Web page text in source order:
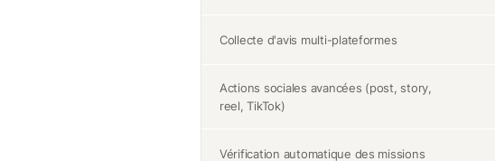
Collecte d'avis multi-plateformes
Actions sociales avancées (post, story,
reel, TikTok)
Vérification automatique des missions